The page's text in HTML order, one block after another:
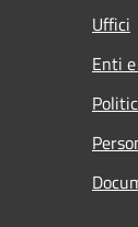
Uffici
Enti